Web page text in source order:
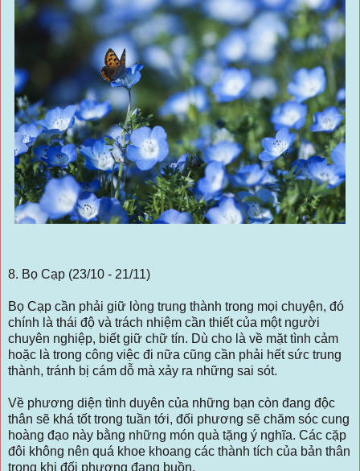
8. Bọ Cạp (23/10 - 21/11)
Bọ Cạp cần phải giữ lòng trung thành trong mọi chuyện, đó
chính là thái độ và trách nhiệm cần thiết của một người
chuyên nghiệp, biết giữ chữ tín. Dù cho là về mặt tình cảm
hoặc là trong công việc đi nữa cũng cần phải hết sức trung
thành, tránh bị cám dỗ mà xảy ra những sai sót.
Về phương diện tình duyên của những bạn còn đang độc
thân sẽ khá tốt trong tuần tới, đối phương sẽ chăm sóc cung
hoàng đạo này bằng những món quà tặng ý nghĩa. Các cặp
đôi không nên quá khoe khoang các thành tích của bản thân
trong khi đối phương đang buồn.